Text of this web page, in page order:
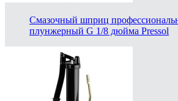
Смазочный шприц
плунжерный G 1/8 дюйма Pressol